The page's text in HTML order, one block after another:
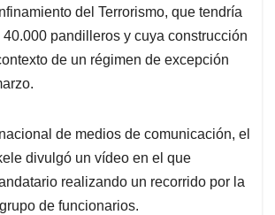
I
n
sdel Terrorismo, que tendría
pandilleros y cuya construcción
de un régimen de excepción
de medios de comunicación, el
divulgó un vídeo en el que
realizando un recorrido por la
de funcionarios.